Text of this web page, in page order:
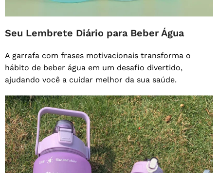
Seu Lembrete Diário para Beber Água
A garrafa com frases motivacionais transforma o
hábito de beber água em um desafio divertido,
ajudando você a cuidar melhor da sua saúde.